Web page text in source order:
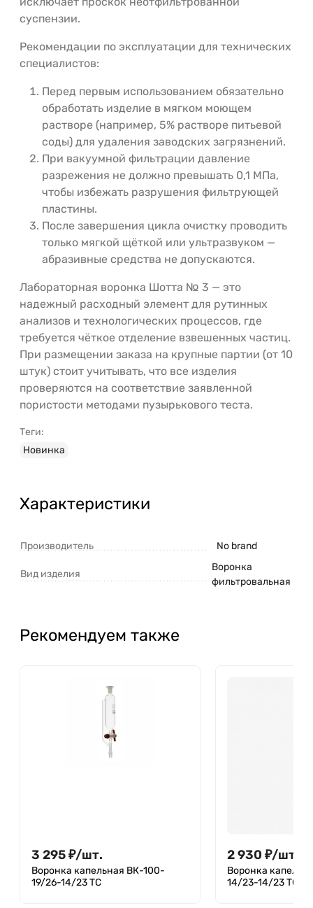
суспензии.
Рекомендации по эксплуатации для технических
специалистов:
Перед первым использованием обязательно
обработать изделие в мягком моющем
растворе (например, 5% растворе питьевой
соды) для удаления заводских загрязнений.
При вакуумной фильтрации давление
разрежения не должно превышать 0,1 МПа,
чтобы избежать разрушения фильтрующей
пластины.
После завершения цикла очистку проводить
только мягкой щёткой или ультразвуком —
абразивные средства не допускаются.
Лабораторная воронка Шотта № 3 — это
надежный расходный элемент для рутинных
анализов и технологических процессов, где
требуется чёткое отделение взвешенных частиц.
При размещении заказа на крупные партии (от 10
штук) стоит учитывать, что все изделия
проверяются на соответствие заявленной
пористости методами пузырькового теста.
Теги:
Новинка
Характеристики
Производитель No brand
Вид изделия
Воронка
фильтровальная
Рекомендуем также
3 295₽/шт.
Воронка капельная ВК-100-
19/26-14/23 ТС
2 930 ₽/шт.
Воронка
14/23-14/23 ТС